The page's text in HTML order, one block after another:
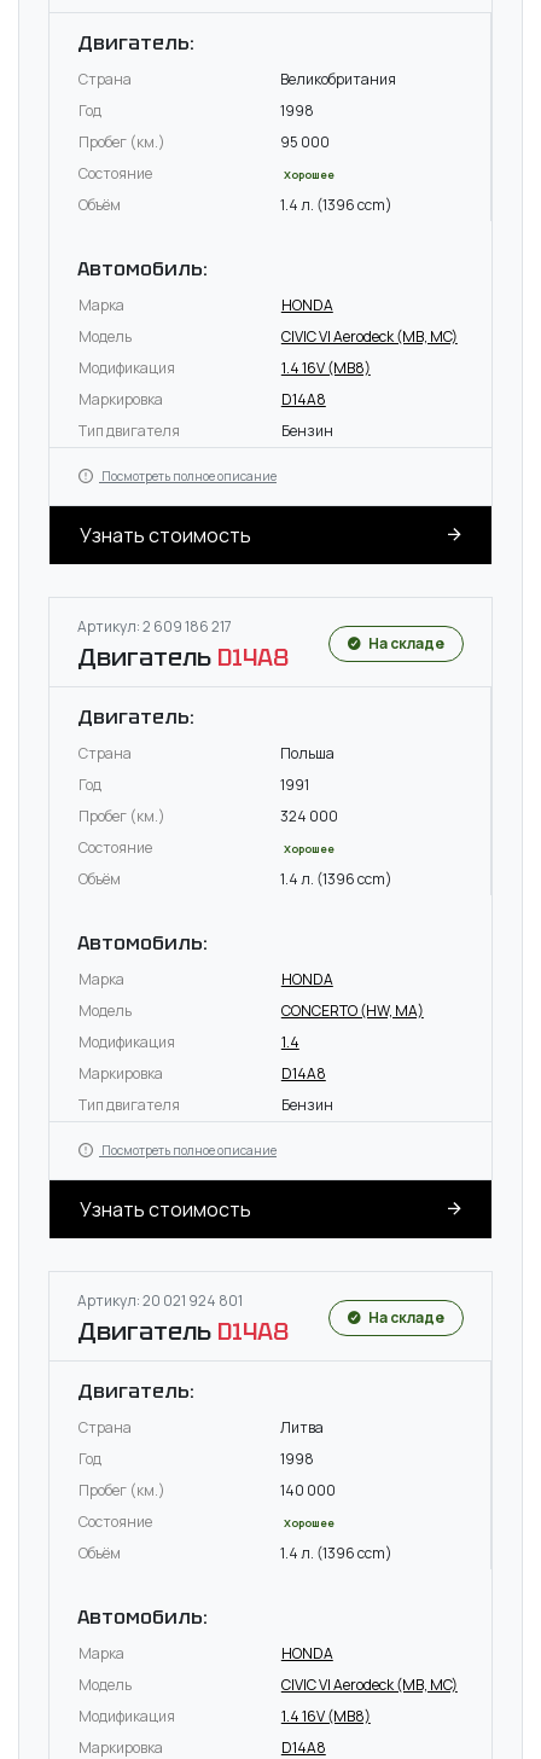
Двигатель:
Страна
Великобритания
Год
1998
Пробег (км.)
95 000
Состояние
Хорошее
Объём 1.4 л. (1396 ccm)
Автомобиль:
Марка
HONDA
Модель
CIVIC VI Aerodeck (MB, MC)
Модификация
1.4 16V (MB8)
Маркировка
D14A8
Тип двигателя
Бензин
Посмотреть полное описание
Узнать стоимость
Артикул: 2 609 186 217
Двигатель D14A8 На складе
Двигатель:
Страна
Польша
Год
1991
Пробег (км.)
324 000
Состояние
Хорошее
Объём 1.4 л. (1396 ccm)
Автомобиль:
Марка
HONDA
Модель
CONCERTO (HW, MA)
Модификация
1.4
Маркировка
D14A8
Тип двигателя
Бензин
Посмотреть полное описание
Узнать стоимость
Артикул: 20 021 924 801
Двигатель D14A8 На складе
Двигатель:
Страна
Литва
Год
1998
Пробег (км.)
140 000
Состояние
Хорошее
Объём 1.4 л. (1396 ccm)
Автомобиль:
Марка
HONDA
Модель
CIVIC VI Aerodeck (MB, MC)
Модификация
1.4 16V (MB8)
Маркировка
D14A8